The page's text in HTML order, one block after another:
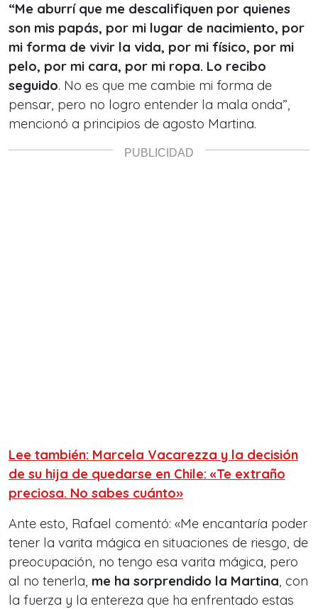
“Me aburrí que me descalifiquen por quienes
son mis papás, por mi lugar de nacimiento, por
mi forma de vivir la vida, por mi físico, por mi
pelo, por mi cara, por mi ropa. Lo recibo
seguido. No es que me cambie mi forma de
pensar, pero no logro entender la mala onda”,
mencionó a principios de agosto Martina.
Lee también: Marcela Vacarezza y la decisión
de su hija de quedarse en Chile: «Te extraño
preciosa. No sabes cuánto»
Ante esto, Rafael comentó: «Me encantaría poder
tener la varita mágica en situaciones de riesgo, de
preocupación, no tengo esa varita mágica, pero
al no tenerla, me ha sorprendido la Martina, con
la fuerza y la entereza que ha enfrentado estas